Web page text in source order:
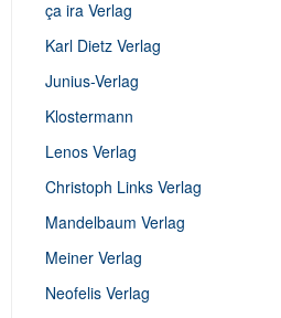
ça ira Verlag
Karl Dietz Verlag
Junius-Verlag
Klostermann
Lenos Verlag
Christoph Links Verlag
Mandelbaum Verlag
Meiner Verlag
Neofelis Verlag